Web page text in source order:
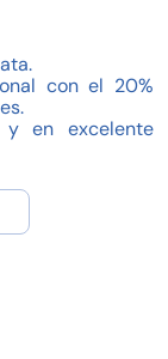
con el 20%
y en excelente
por